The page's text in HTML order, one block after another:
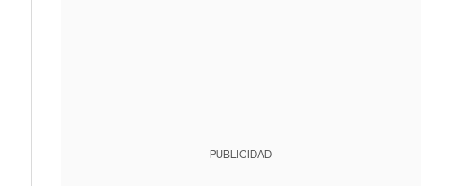
PUBLICIDAD